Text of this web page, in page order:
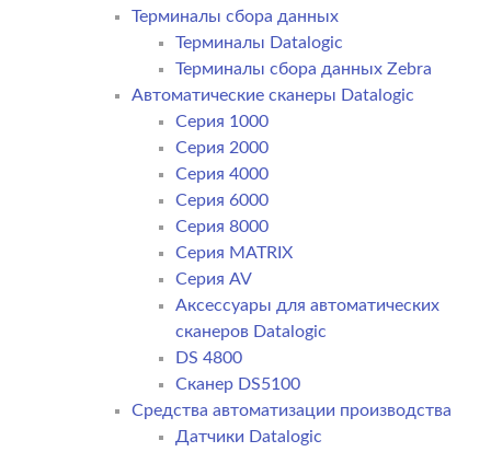
Терминалы сбора данных
Терминалы Datalogic
Терминалы сбора данных Zebra
Автоматические сканеры Datalogic
Серия 1000
Серия 2000
Серия 4000
Серия 6000
Серия 8000
Серия MATRIX
Серия AV
Аксессуары для автоматических
сканеров Datalogic
DS 4800
Сканер DS5100
Средства автоматизации производства
Датчики Datalogic